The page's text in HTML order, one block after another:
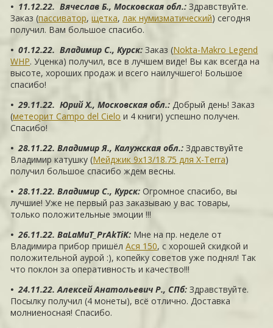
• 11.12.22. Вячеслав Б., Московская обл.:Здравствуйте.
Заказ (пассиватор,щетка,лак нумизматический) сегодня
получил. Вам большое спасибо.
• 01.12.22. Владимир С., Курск:Заказ (Nokta-Makro Legend
WHP. Уценка) получил, все в лучшем виде! Вы как всегда на
высоте, хороших продаж и всего наилучшего! Большое
спасибо!
• 29.11.22. Юрий Х., Московская обл.:Добрый день! Заказ
(метеорит Campo del Cielo и 4 книги) успешно получен.
Спасибо!
• 28.11.22. Владимир Я., Калужская обл.:Здравствуйте
Владимир катушку (Мейджик 9х13/18.75 для X-Terra)
получил большое спасибо ждем весны.
• 28.11.22. Владимир С., Курск:Огромное спасибо, вы
лучшие! Уже не первый раз заказываю у вас товары,
только положительные эмоции !!!
• 26.11.22. BaLaMuT_PrAkTiK: Мне на пр. неделе от
Владимира прибор пришёлАся 150, с хорошей скидкой и
положительной аурой :), копейку советов уже поднял! Так
что поклон за оперативность и качество!!!
• 24.11.22. Алексей Анатольевич Р., СПб:Здравствуйте.
Посылку получил (4 монеты), всё отлично. Доставка
молниеносная! Спасибо.